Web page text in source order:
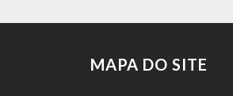
MAPA DO SITE